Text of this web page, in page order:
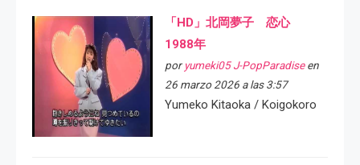
「HD」北岡夢子 恋心
1988年
por yumeki05 J-PopParadiseen
26 marzo 2026 a las 3:57
Yumeko Kitaoka / Koigokoro